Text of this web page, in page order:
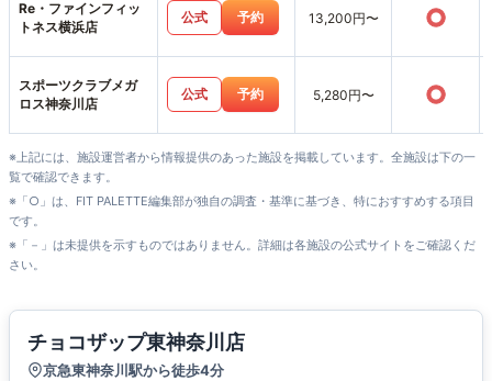
Re・ファインフィッ
トネス横浜店
公式 予約 13,200円〜 ○
スポーツクラブメガ
ロス神奈川店
公式 予約 5,280円〜 ○
※上記には、施設運営者から情報提供のあった施設を掲載しています。全施設は下の一
覧で確認できます。
※「○」は、FIT PALETTE編集部が独自の調査・基準に基づき、特におすすめする項目
です。
※「－」は未提供を示すものではありません。詳細は各施設の公式サイトをご確認くだ
さい。
チョコザップ東神奈川店
京急東神奈川駅から徒歩4分